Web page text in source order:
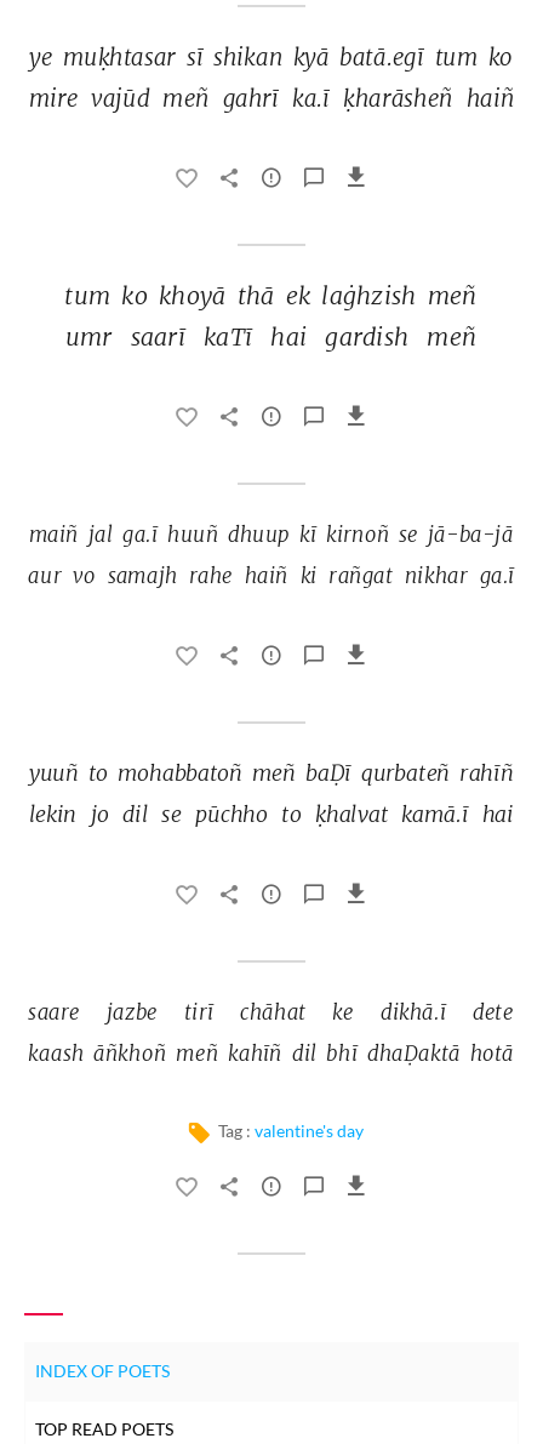
ye muḳhtasar sī shikan kyā batā.egī tum ko
mire vajūd meñ gahrī ka.ī ḳharāsheñ haiñ
tum ko khoyā thā ek laġhzish meñ
umr saarī kaTī hai gardish meñ
maiñ jal ga.ī huuñ dhuup kī kirnoñ se jā-ba-jā
aur vo samajh rahe haiñ ki rañgat nikhar ga.ī
yuuñ to mohabbatoñ meñ baḌī qurbateñ rahīñ
lekin
jo dil se pūchho to ḳhalvat kamā.ī hai
saare jazbe tirī chāhat ke dikhā.ī
dete
kaash āñkhoñ meñ kahīñ dil bhī dhaḌaktā hotā
Tag : valentine's day
INDEX OF POETS
TOP READ POETS